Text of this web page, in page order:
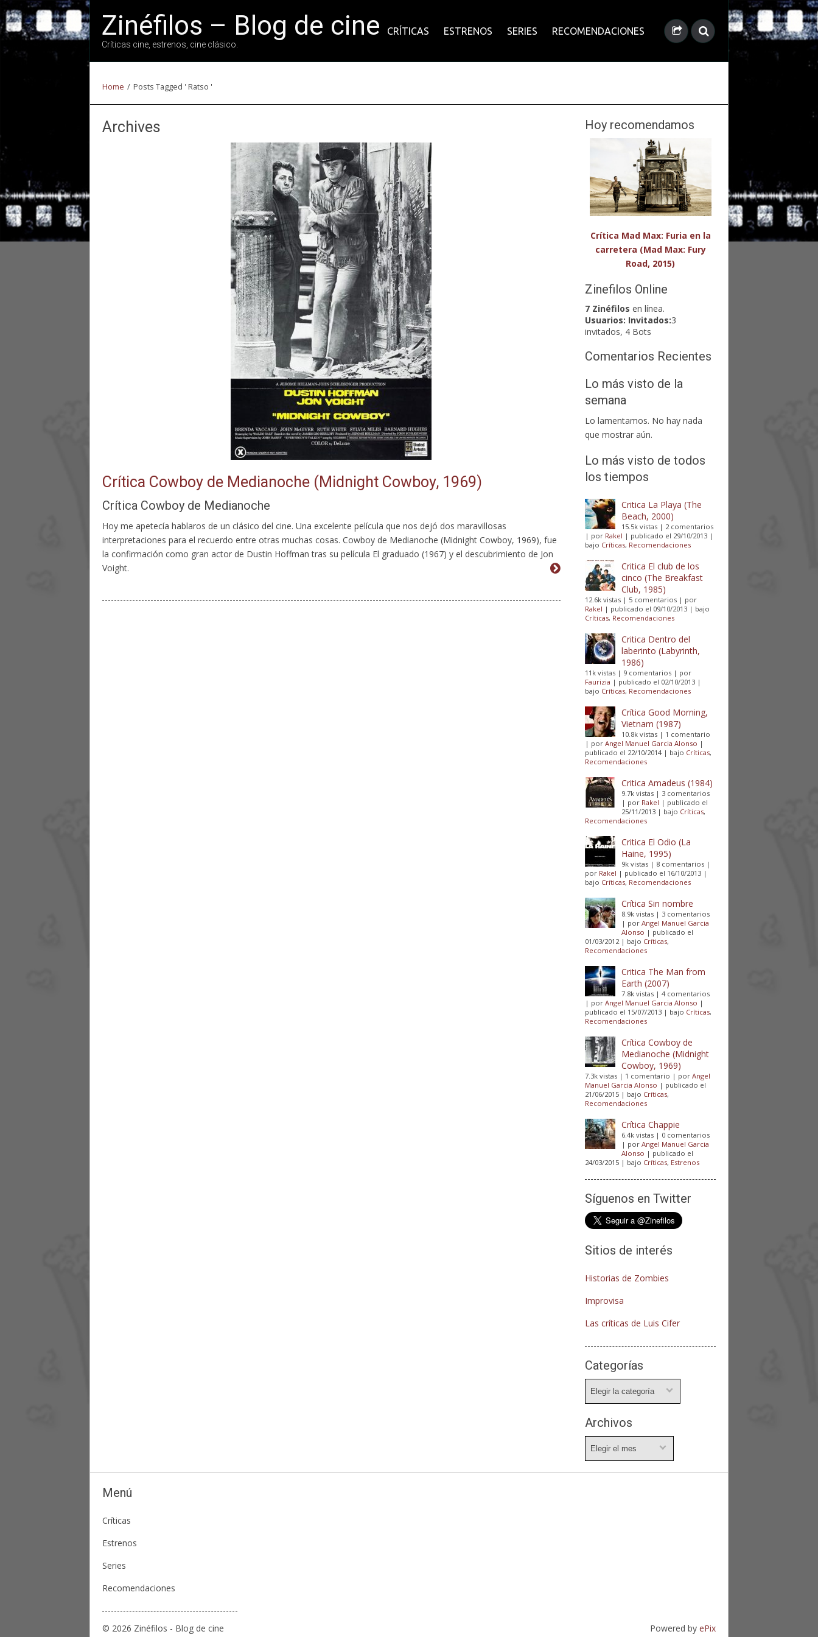
Zinéfilos – Blog de cine
Críticas cine, estrenos, cine clásico.
CRÍTICAS ESTRENOS SERIES RECOMENDACIONES
Home / Posts Tagged ' Ratso '
Archives
Crítica Cowboy de Medianoche (Midnight Cowboy, 1969)
Crítica Cowboy de Medianoche
Hoy me apetecía hablaros de un clásico del cine. Una excelente película que nos dejó dos maravillosas
interpretaciones para el recuerdo entre otras muchas cosas. Cowboy de Medianoche (Midnight Cowboy, 1969), fue
la confirmación como gran actor de Dustin Hoffman tras su película El graduado (1967) y el descubrimiento de Jon
Voight.
Hoy recomendamos
Crítica Mad Max: Furia en la
carretera (Mad Max: Fury
Road, 2015)
Zinefilos Online
7 Zinéfilos en línea.
Usuarios: Invitados:3
invitados, 4 Bots
Comentarios Recientes
Lo más visto de la
semana
Lo lamentamos. No hay nada
que mostrar aún.
Lo más visto de todos
los tiempos
Critica La Playa (The
Beach, 2000)
15.5k vistas | 2 comentarios
| por Rakel | publicado el 29/10/2013 |
bajo Críticas, Recomendaciones
Critica El club de los
cinco (The Breakfast
Club, 1985)
12.6k vistas | 5 comentarios | por
Rakel | publicado el 09/10/2013 | bajo
Críticas, Recomendaciones
Critica Dentro del
laberinto (Labyrinth,
1986)
11k vistas | 9 comentarios | por
Faurizia | publicado el 02/10/2013 |
bajo Críticas, Recomendaciones
Crítica Good Morning,
Vietnam (1987)
10.8k vistas | 1 comentario
| porAngel Manuel Garcia Alonso |
publicado el 22/10/2014| bajo Críticas,
Recomendaciones
Critica Amadeus (1984)
9.7k vistas | 3 comentarios
| por Rakel | publicado el
25/11/2013 | bajo Críticas,
Recomendaciones
Critica El Odio (La
Haine, 1995)
9k vistas | 8 comentarios |
por Rakel | publicado el 16/10/2013 |
bajo Críticas, Recomendaciones
Crítica Sin nombre
8.9k vistas | 3 comentarios
| porAngel Manuel Garcia
Alonso | publicado el
01/03/2012| bajo Críticas,
Recomendaciones
Critica The Man from
Earth (2007)
7.8k vistas |4 comentarios
| porAngel Manuel Garcia Alonso |
publicado el 15/07/2013 | bajo Críticas,
Recomendaciones
Crítica Cowboy de
Medianoche (Midnight
Cowboy, 1969)
7.3k vistas | 1 comentario | porAngel
Manuel Garcia Alonso | publicado el
21/06/2015 | bajo Críticas,
Recomendaciones
Crítica Chappie
6.4k vistas | 0 comentarios
| porAngel Manuel Garcia
Alonso | publicado el
24/03/2015 | bajo Críticas, Estrenos
Síguenos en Twitter
Sitios de interés
Historias de Zombies
Improvisa
Las críticas de Luis Cifer
Categorías
Archivos
Menú
Críticas
Estrenos
Series
Recomendaciones
© 2026 Zinéfilos - Blog de cine Powered by ePix